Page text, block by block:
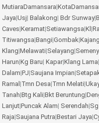
MutiaraDamansara|
Jaya|Usj| Balakong| Bdr Sunway|
Caves|Keramat|Setiawangsa|Kl|
Titiwangsa|Bangi|Gombak|Kajang
Klang|Melawati|Selayang|
Harun|Kg Baru| Kapar|Klang Lama|
Dalam|PJ|Saujana Impian|
Ramal|Tmn Desa|Tmn Melati|
Tanah|Btg Kali|Bkt Beruntung|
Lanjut|Puncak Alam| Serendah|
Raja|Saujana Putra|Bestari Jaya|